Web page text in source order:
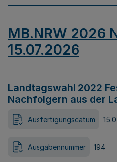
MB.NRW 2026
15.07.2026
Landtagswahl 2022
Nachfolgern aus der
Ausfertigungsdatum
Ausgabennummer 194